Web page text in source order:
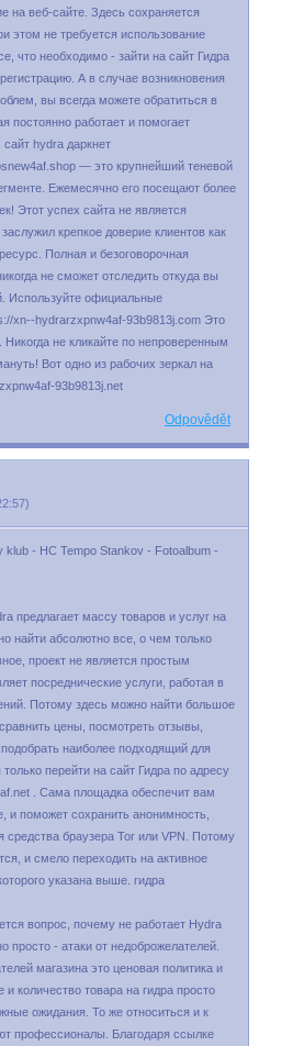
на веб-сайте. Здесь сохраняется
этом не требуется использование
что необходимо - зайти на сайт Гидра
А в случае возникновения
вы всегда можете обратиться в
постоянно работает и помогает
hydra даркнет
— это крупнейший теневой
Ежемесячно его посещают более
Этот успех сайта не является
крепкое доверие клиентов как
Полная и безоговорочная
не сможет отследить откуда вы
Используйте официальные
xn--hydrarzxpnw4af-93b9813j.com Это
не кликайте по непроверенным
Вот одно из рабочих зеркал на
93b9813j.net
Odpovědět
)
klub - HC Tempo Stankov - Fotoalbum -
предлагает массу товаров и услуг на
найти абсолютно все, о чем только
проект не является простым
посреднические услуги, работая в
Потому здесь можно найти большое
цены, посмотреть отзывы,
наиболее подходящий для
перейти на сайт Гидра по адресу
. Сама площадка обеспечит вам
и поможет сохранить анонимность,
средства браузера Tor или VPN. Потому
и смело переходить на активное
указана выше. гидра
вопрос, почему не работает Hydra
просто - атаки от недоброжелателей.
магазина это ценовая политика и
и количество товара на гидра просто
ожидания. То же относиться и к
профессионалы. Благодаря ссылке